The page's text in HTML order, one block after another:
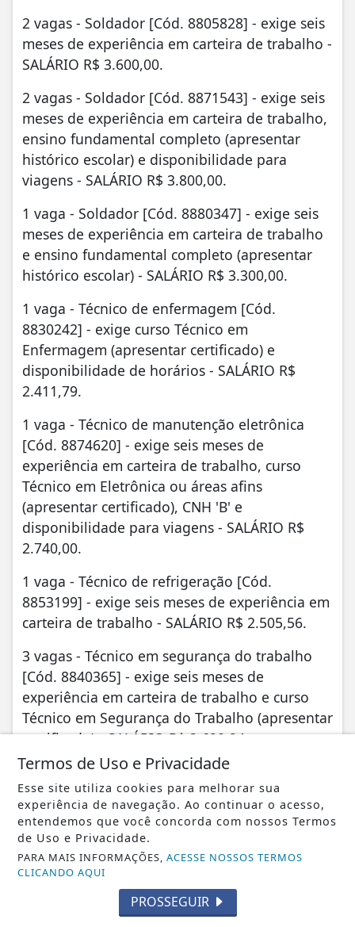
2 vagas - Soldador [Cód. 8805828] - exige seis
meses de experiência em carteira de trabalho -
SALÁRIO R$ 3.600,00.
2 vagas - Soldador [Cód. 8871543] - exige seis
meses de experiência em carteira de trabalho,
ensino fundamental completo (apresentar
histórico escolar) e disponibilidade para
viagens - SALÁRIO R$ 3.800,00.
1 vaga - Soldador [Cód. 8880347] - exige seis
meses de experiência em carteira de trabalho
e ensino fundamental completo (apresentar
histórico escolar) - SALÁRIO R$ 3.300,00.
1 vaga - Técnico de enfermagem [Cód.
8830242] - exige curso Técnico em
Enfermagem (apresentar certificado) e
disponibilidade de horários - SALÁRIO R$
2.411,79.
1 vaga - Técnico de manutenção eletrônica
[Cód. 8874620] - exige seis meses de
experiência em carteira de trabalho, curso
Técnico em Eletrônica ou áreas afins
(apresentar certificado), CNH 'B' e
disponibilidade para viagens - SALÁRIO R$
2.740,00.
1 vaga - Técnico de refrigeração [Cód.
8853199] - exige seis meses de experiência em
carteira de trabalho - SALÁRIO R$ 2.505,56.
3 vagas - Técnico em segurança do trabalho
[Cód. 8840365] - exige seis meses de
experiência em carteira de trabalho e curso
Técnico em Segurança do Trabalho (apresentar
certificado) - SALÁRIO R$ 3.620,24.
1 vaga - Técnico em segurança do trabalho
[Cód. 8883683] - exige seis meses de
experiência em carteira de trabalho, curso
Técnico em Segurança do Trabalho (apresentar
certificado) e CNH 'B' - SALÁRIO R$ 3.000,00.
1 vaga - Torneiro mecânico [Cód. 8869379] -
exige seis meses de experiência em carteira de
Termos de Uso e Privacidade
Esse site utiliza cookies para melhorar sua
experiência de navegação. Ao continuar o acesso,
entendemos que você concorda com nossos Termos
de Uso e Privacidade.
PARA MAIS INFORMAÇÕES,ACESSE NOSSOS TERMOS
CLICANDO AQUI
PROSSEGUIR